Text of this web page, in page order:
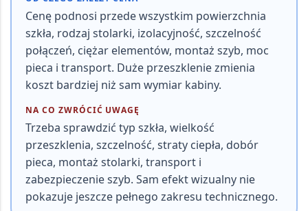
Cenę podnosi przede wszystkim powierzchnia
szkła, rodzaj stolarki, izolacyjność, szczelność
połączeń, ciężar elementów, montaż szyb, moc
pieca i transport. Duże przeszklenie zmienia
koszt bardziej niż sam wymiar kabiny.
NA CO ZWRÓCIĆ UWAGĘ
Trzeba sprawdzić typ szkła, wielkość
przeszklenia, szczelność, straty ciepła, dobór
pieca, montaż stolarki, transport i
zabezpieczenie szyb. Sam efekt wizualny nie
pokazuje jeszcze pełnego zakresu technicznego.